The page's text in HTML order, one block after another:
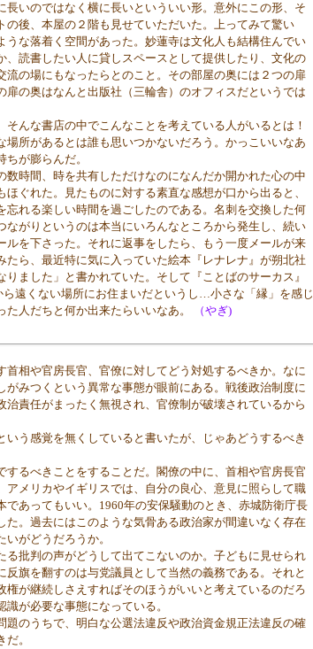
長いのではなく横に長いといういい形。意外にこの形、そ
の後、本屋の２階も見せていただいた。上ってみて驚い
うな落着く空間があった。妙蓮寺は文化人も結構住んでい
、読書したい人に貸しスペースとして提供したり、文化の
流の場にもなったらとのこと。その部屋の奥には２つの扉
扉の奥はなんと出版社（三輪舎）のオフィスだというでは
んな書店の中でこんなことを考えている人がいるとは！
場所があるとは誰も思いつかないだろう。かっこいいなあ
が膨らんだ。
時間、時を共有しただけなのになんだか開かれた心の中
ぐれた。見たものに対する素直な感想が口から出ると、
忘れる楽しい時間を過ごしたのである。名刺を交換した何
ながりというのは本当にいろんなところから発生し、続い
ルを下さった。それに返事をしたら、もう一度メールが来
たら、最近特に気に入っていた絵本『レナレナ』が朔北社
ました」と書かれていた。そして『ことばのサーカス』
遠くない場所にお住まいだというし…小さな「縁」を感じ
人だちと何か出来たらいいなあ。
（やぎ)
相や官房長官、官僚に対してどう対処するべきか。なに
がみつくという異常な事態が眼前にある。戦後政治制度に
治責任がまったく無視され、官僚制が破壊されているから
う感覚を無くしていると書いたが、じゃあどうするべき
るべきことをすることだ。閣僚の中に、首相や官房長官
アメリカやイギリスでは、自分の良心、意見に照らして職
であってもいい。1960年の安保騒動のとき、赤城防衛庁長
た。過去にはこのような気骨ある政治家が間違いなく存在
がどうだろうか。
批判の声がどうして出てこないのか。子どもに見せられ
旗を翻すのは与党議員として当然の義務である。それと
権が継続しさえすればそのほうがいいと考えているのだろ
が必要な事態になっている。
のうちで、明白な公選法違反や政治資金規正法違反の確
。